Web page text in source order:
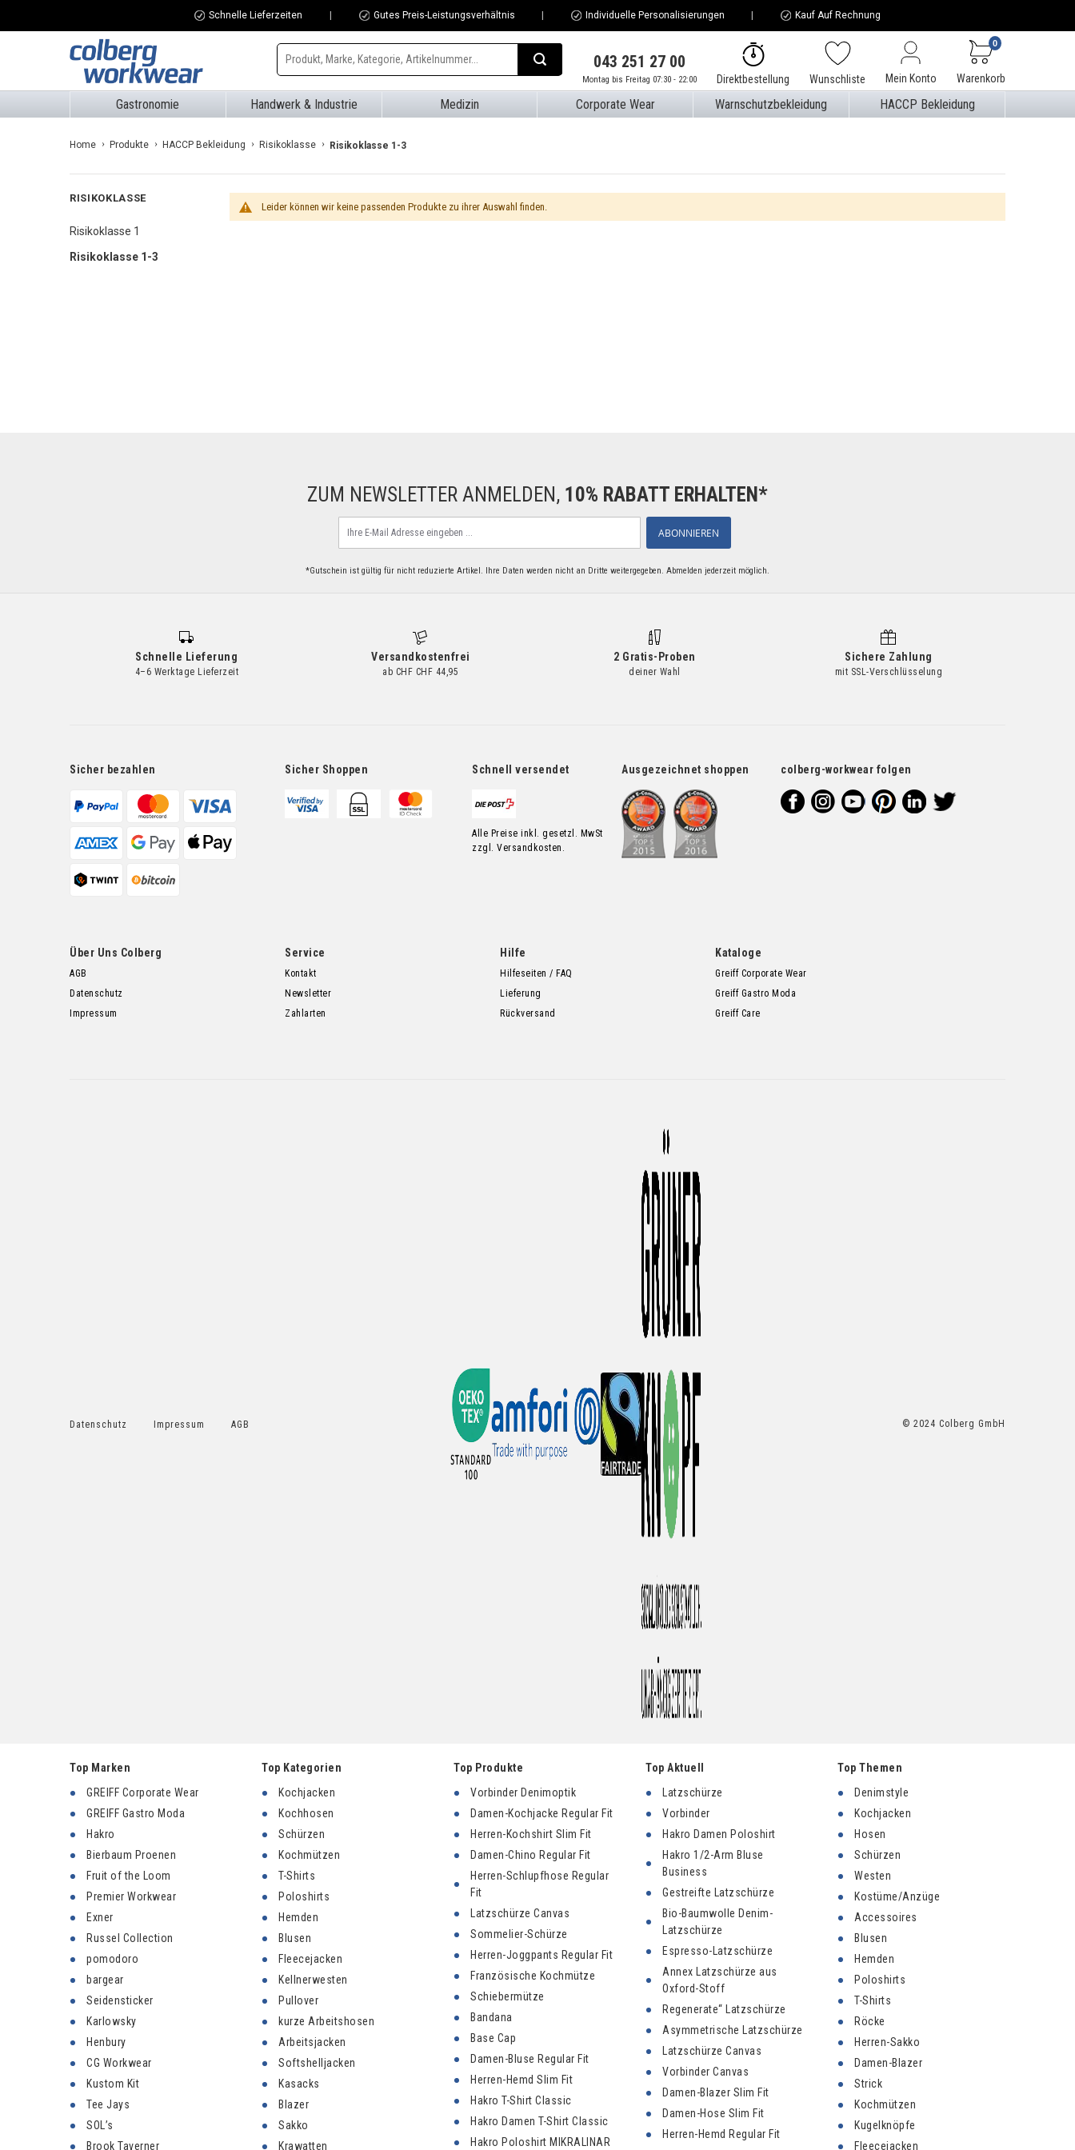
Schnelle Lieferzeiten Gutes Preis-Leistungsverhältnis Individuelle Personalisierungen Kauf Auf Rechnung
Zum
Inhalt
springen
043 251 27 00
Montag bis Freitag 07:30 - 22:00 Direktbestellung Wunschliste Mein Konto
0
Warenkorb
Gastronomie Handwerk & Industrie Medizin Corporate Wear Warnschutzbekleidung HACCP Bekleidung
Home Produkte HACCP Bekleidung Risikoklasse Risikoklasse 1-3
Leider können wir keine passenden Produkte zu ihrer Auswahl finden.
RISIKOKLASSE
Risikoklasse 1
Risikoklasse 1-3
ZUM NEWSLETTER ANMELDEN, 10% RABATT ERHALTEN*
Sie
für
ABONNIEREN
*Gutschein ist gültig für nicht reduzierte Artikel. Ihre Daten werden nicht an Dritte weitergegeben. Abmelden jederzeit möglich.
Schnelle Lieferung
4–6 Werktage Lieferzeit
Versandkostenfrei
ab CHF CHF 44,95
2 Gratis-Proben
deiner Wahl
Sichere Zahlung
mit SSL-Verschlüsselung
Sicher bezahlen Sicher Shoppen Schnell versendet
Alle Preise inkl. gesetzl. MwSt
zzgl. Versandkosten.
Ausgezeichnet shoppen colberg-workwear folgen
Über Uns Colberg
AGB
Datenschutz
Impressum
Service
Kontakt
Newsletter
Zahlarten
Hilfe
Hilfeseiten / FAQ
Lieferung
Rückversand
Kataloge
Greiff Corporate Wear
Greiff Gastro Moda
Greiff Care
Datenschutz Impressum AGB © 2024 Colberg GmbH
Top Marken
GREIFF Corporate Wear
GREIFF Gastro Moda
Hakro
Bierbaum Proenen
Fruit of the Loom
Premier Workwear
Exner
Russel Collection
pomodoro
bargear
Seidensticker
Karlowsky
Henbury
CG Workwear
Kustom Kit
Tee Jays
SOL’s
Brook Taverner
Top Kategorien
Kochjacken
Kochhosen
Schürzen
Kochmützen
T-Shirts
Poloshirts
Hemden
Blusen
Fleecejacken
Kellnerwesten
Pullover
kurze Arbeitshosen
Arbeitsjacken
Softshelljacken
Kasacks
Blazer
Sakko
Krawatten
Top Produkte
Vorbinder Denimoptik
Damen-Kochjacke Regular Fit
Herren-Kochshirt Slim Fit
Damen-Chino Regular Fit
Herren-Schlupfhose Regular
Fit
Latzschürze Canvas
Sommelier-Schürze
Herren-Joggpants Regular Fit
Französische Kochmütze
Schiebermütze
Bandana
Base Cap
Damen-Bluse Regular Fit
Herren-Hemd Slim Fit
Hakro T-Shirt Classic
Hakro Damen T-Shirt Classic
Hakro Poloshirt MIKRALINAR
Top Aktuell
Latzschürze
Vorbinder
Hakro Damen Poloshirt
Hakro 1/2-Arm Bluse
Business
Gestreifte Latzschürze
Bio-Baumwolle Denim-
Latzschürze
Espresso-Latzschürze
Annex Latzschürze aus
Oxford-Stoff
Regenerate“ Latzschürze
Asymmetrische Latzschürze
Latzschürze Canvas
Vorbinder Canvas
Damen-Blazer Slim Fit
Damen-Hose Slim Fit
Herren-Hemd Regular Fit
Top Themen
Denimstyle
Kochjacken
Hosen
Schürzen
Westen
Kostüme/Anzüge
Accessoires
Blusen
Hemden
Poloshirts
T-Shirts
Röcke
Herren-Sakko
Damen-Blazer
Strick
Kochmützen
Kugelknöpfe
Fleecejacken